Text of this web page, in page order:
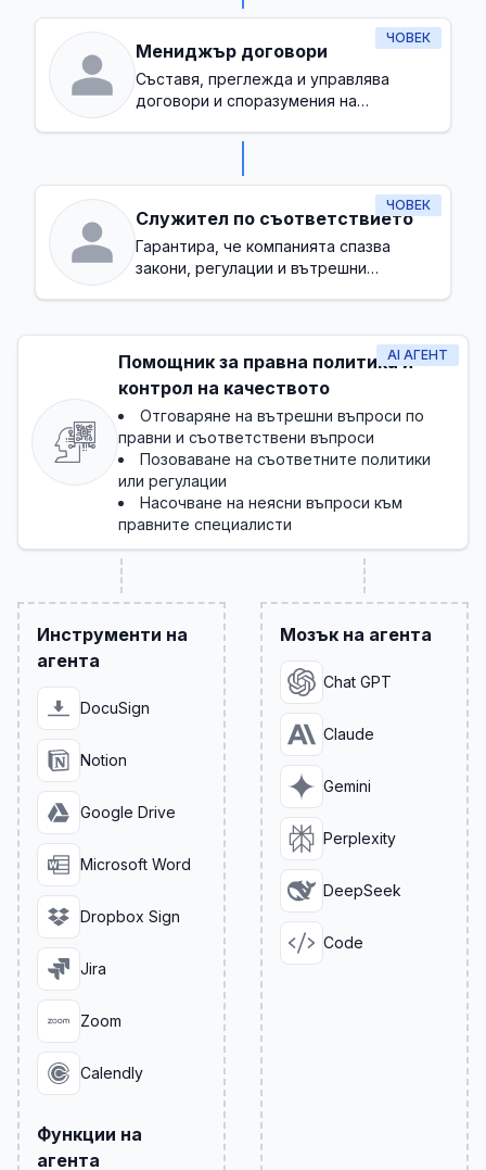
ЧОВЕК
Мениджър договори
Съставя, преглежда и управлява
договори и споразумения на
ЧОВЕК
Служител по съответствието
Гарантира, че компанията спазва
закони, регулации и вътрешни
AI АГЕНТ
Помощник за правна политика и
контрол на качеството
Отговаряне на вътрешни въпроси по
правни и съответствени въпроси
Позоваване на съответните политики
или регулации
Насочване на неясни въпроси към
правните специалисти
Инструменти на
агента
DocuSign
Notion
Google Drive
Microsoft Word
Dropbox Sign
Jira
Zoom
Calendly
Функции на
агента
Мозък на агента
Chat GPT
Claude
Gemini
Perplexity
DeepSeek
Code